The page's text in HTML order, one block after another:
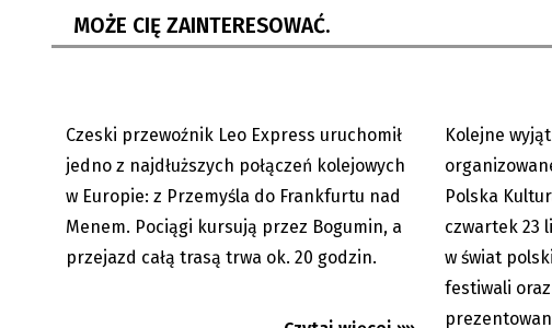
MOŻE CIĘ ZAINTERESOWAĆ.
04.08.2026
Czeski przewoźnik Leo Express uruchomił
jedno z najdłuższych połączeń kolejowych
w Europie: z Przemyśla do Frankfurtu nad
Menem. Pociągi kursują przez Bogumin, a
przejazd całą trasą trwa ok. 20 godzin.
Kolejne
Polska
czwartek 23
w świat
festiwali
Czechy: Regulacja cen paliw się
Polacy w
Czech